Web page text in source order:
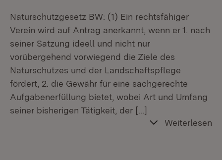
Naturschutzgesetz BW: (1) Ein rechtsfähiger
Verein wird auf Antrag anerkannt, wenn er 1. nach
seiner Satzung ideell und nicht nur
vorübergehend vorwiegend die Ziele des
Naturschutzes und der Landschaftspflege
fördert, 2. die Gewähr für eine sachgerechte
Aufgabenerfüllung bietet, wobei Art und Umfang
seiner bisherigen Tätigkeit, der […]
Weiterlesen